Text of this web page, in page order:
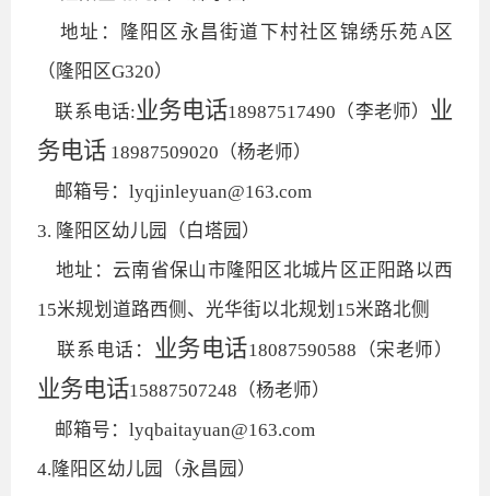
地址：隆阳区永昌街道下村社区锦绣乐苑A区
（隆阳区G320）
联系电话:业务电话18987517490（李老师）
业
务电话 18987509020（杨老师）
邮箱号：lyqjinleyuan@163.com
3. 隆阳区幼儿园（白塔园）
地址：云南省保山市隆阳区北城片区正阳路以西
15米规划道路西侧、光华街以北规划15米路北侧
联系电话：
业务电话18087590588（宋老师）
业务电话15887507248（杨老师）
邮箱号：lyqbaitayuan@163.com
4.隆阳区幼儿园（永昌园）